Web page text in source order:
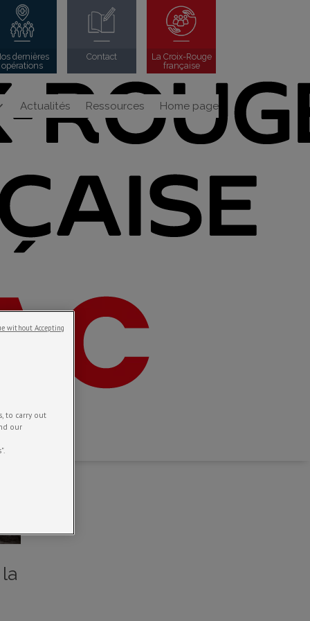
dernières
opérations
Contact
La Croix-Rouge
française
Actualités Ressources Home page
Search
to carry out
our
without Accepting